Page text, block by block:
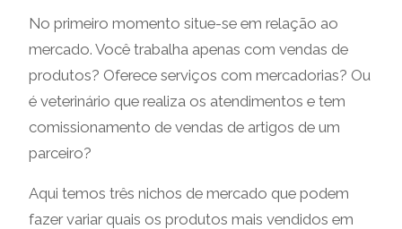
No primeiro momento situe-se em relação ao
mercado. Você trabalha apenas com vendas de
produtos? Oferece serviços com mercadorias? Ou
é veterinário que realiza os atendimentos e tem
comissionamento de vendas de artigos de um
parceiro?
Aqui temos três nichos de mercado que podem
fazer variar quais os produtos mais vendidos em